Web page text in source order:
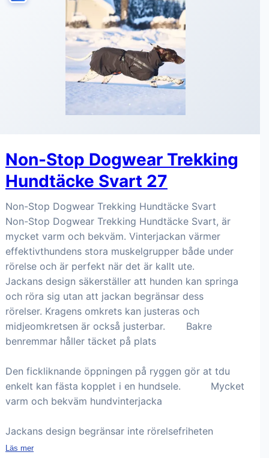
Non-Stop Dogwear Trekking
Hundtäcke Svart 27
Non-Stop Dogwear Trekking Hundtäcke Svart
Non-Stop Dogwear Trekking Hundtäcke Svart, är
mycket varm och bekväm. Vinterjackan värmer
effektivthundens stora muskelgrupper både under
rörelse och är perfekt när det är kallt ute.
Jackans design säkerställer att hunden kan springa
och röra sig utan att jackan begränsar dess
rörelser. Kragens omkrets kan justeras och
midjeomkretsen är också justerbar. Bakre
benremmar håller täcket på plats
Den fickliknande öppningen på ryggen gör at tdu
enkelt kan fästa kopplet i en hundsele. Mycket
varm och bekväm hundvinterjacka
Jackans design begränsar inte rörelsefriheten
Läs mer